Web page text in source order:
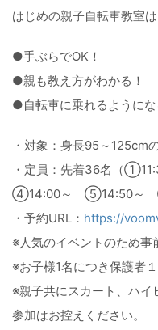
はじめの親子自転車教室
●手ぶらでOK！
●親も教え方がわかる！
●自転車に乗れるようにな
・対象：身長95～125cm
・定員：先着36名（
④14:00～ ⑤14:50～
・予約URL： https://
※人気のイベントのため事
※お子様1名につき保護者
※親子共にスカート、ハ
参加はお控えください。